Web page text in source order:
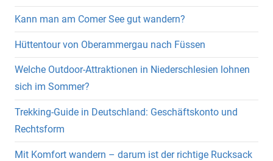
Kann man am Comer See gut wandern?
Hüttentour von Oberammergau nach Füssen
Welche Outdoor-Attraktionen in Niederschlesien lohnen
sich im Sommer?
Trekking-Guide in Deutschland: Geschäftskonto und
Rechtsform
Mit Komfort wandern – darum ist der richtige Rucksack